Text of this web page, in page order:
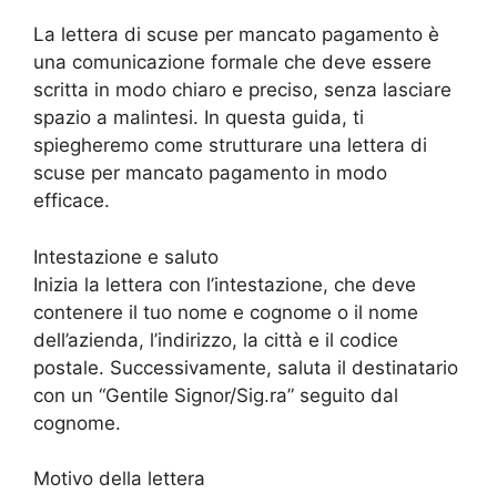
La lettera di scuse per mancato pagamento è
una comunicazione formale che deve essere
scritta in modo chiaro e preciso, senza lasciare
spazio a malintesi. In questa guida, ti
spiegheremo come strutturare una lettera di
scuse per mancato pagamento in modo
efficace.
Intestazione e saluto
Inizia la lettera con l’intestazione, che deve
contenere il tuo nome e cognome o il nome
dell’azienda, l’indirizzo, la città e il codice
postale. Successivamente, saluta il destinatario
con un “Gentile Signor/Sig.ra” seguito dal
cognome.
Motivo della lettera